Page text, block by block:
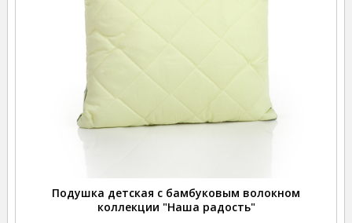
Подушка детская с бамбуковым волокном
коллекции "Наша радость"